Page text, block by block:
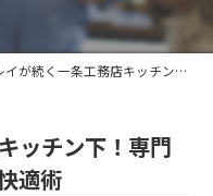
続く一条工務店キッチン下！専門家が教えるカビ知らずの快適術
ッチン下！専門
適術